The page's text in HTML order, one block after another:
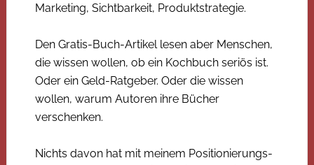
Marketing, Sichtbarkeit, Produktstrategie.
Den Gratis-Buch-Artikel lesen aber Menschen,
die wissen wollen, ob ein Kochbuch seriös ist.
Oder ein Geld-Ratgeber. Oder die wissen
wollen, warum Autoren ihre Bücher
verschenken.
Nichts davon hat mit meinem Positionierungs-